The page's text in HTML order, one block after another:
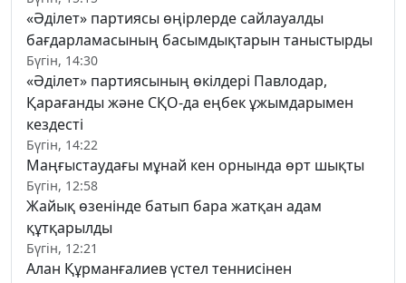
«Әділет» партиясы өңірлерде сайлауалды
бағдарламасының басымдықтарын таныстырды
Бүгін, 14:30
«Әділет» партиясының өкілдері Павлодар,
Қарағанды және СҚО-да еңбек ұжымдарымен
кездесті
Бүгін, 14:22
Маңғыстаудағы мұнай кен орнында өрт шықты
Бүгін, 12:58
Жайық өзенінде батып бара жатқан адам
құтқарылды
Бүгін, 12:21
Алан Құрманғалиев үстел теннисінен